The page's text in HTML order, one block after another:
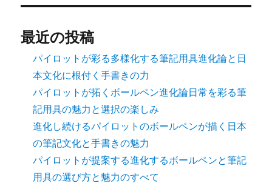
最近の投稿
パイロットが彩る多様化する筆記用具進化論と日
本文化に根付く手書きの力
パイロットが拓くボールペン進化論日常を彩る筆
記用具の魅力と選択の楽しみ
進化し続けるパイロットのボールペンが描く日本
の筆記文化と手書きの魅力
パイロットが提案する進化するボールペンと筆記
用具の選び方と魅力のすべて